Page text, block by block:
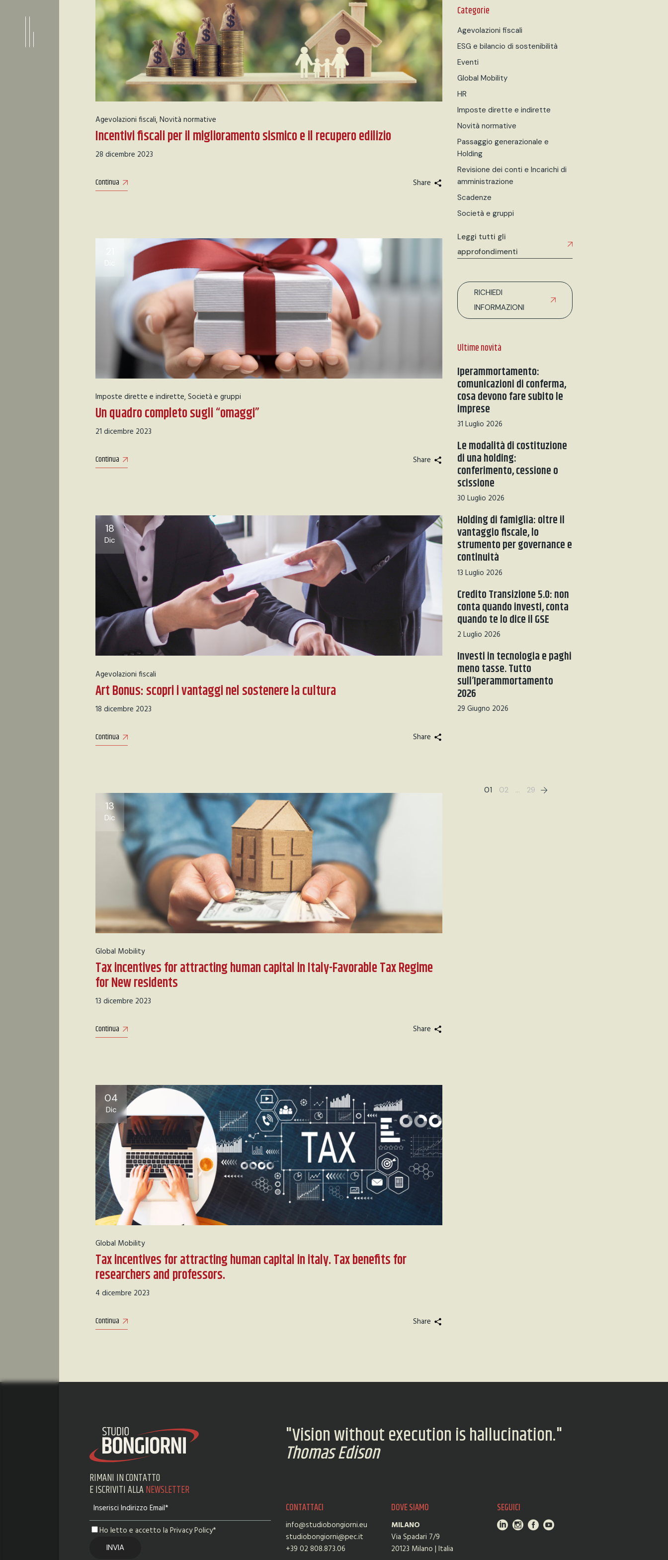
Agevolazioni fiscali Novità normative
Incentivi fiscali per il miglioramento sismico e il recupero edilizio
28 dicembre 2023
Continua Share
Dic
Imposte dirette e indirette Società e gruppi
Un quadro completo sugli “omaggi”
21 dicembre 2023
Continua Share
18
Dic
Agevolazioni fiscali
Art Bonus: scopri i vantaggi nel sostenere la cultura
18 dicembre 2023
Continua Share
13
Dic
Global Mobility
Tax incentives for attracting human capital in Italy-Favorable Tax Regime
for New residents
13 dicembre 2023
Continua Share
04
Dic
Global Mobility
Tax incentives for attracting human capital in italy. Tax benefits for
researchers and professors.
4 dicembre 2023
Continua Share
Categorie
Agevolazioni fiscali
ESG e bilancio di sostenibilità
Eventi
Global Mobility
HR
Imposte dirette e indirette
Novità normative
Passaggio generazionale e
Holding
Revisione dei conti e Incarichi di
amministrazione
Scadenze
Società e gruppi
Leggi tutti gli
approfondimenti
RICHIEDI
INFORMAZIONI
Ultime novità
Iperammortamento:
comunicazioni di conferma,
cosa devono fare subito le
imprese
31 Luglio 2026
Le modalità di costituzione
di una holding:
conferimento, cessione o
scissione
30 Luglio 2026
Holding di famiglia: oltre il
vantaggio fiscale, lo
strumento per governance e
continuità
13 Luglio 2026
Credito Transizione 5.0: non
conta quando investi, conta
quando te lo dice il GSE
2 Luglio 2026
Investi in tecnologia e paghi
meno tasse. Tutto
sull’Iperammortamento
2026
29 Giugno 2026
01 02 … 29
RIMANI IN CONTATTO
E ISCRIVITI ALLANEWSLETTER
"Vision without execution is hallucination."
Thomas Edison
Ho letto e accetto la Privacy Policy*
CONTATTACI
info@studiobongiorni.eu
studiobongiorni@pec.it
+39 02 808.873.06
DOVE SIAMO
MILANO
Via Spadari 7/9
20123 Milano | Italia
SEGUICI